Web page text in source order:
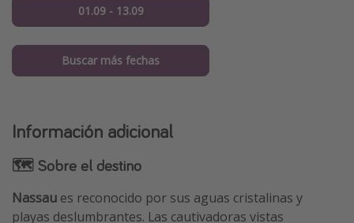
01.09 - 13.09
Buscar más fechas
Información adicional
🗺 Sobre el destino
Nassau es reconocido por sus aguas cristalinas y
playas deslumbrantes. Las cautivadoras vistas